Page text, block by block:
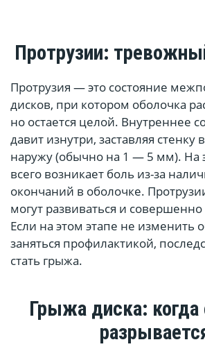
Протрузии:
Протрузия — это состояние
дисков, при котором оболочка
но остается целой. Внутреннее
давит изнутри, заставляя стенку
наружу (обычно на 1 — 5 мм). На
всего возникает боль из-за
окончаний в оболочке.
могут развиваться и
Если на этом этапе не изменить
заняться профилактикой,
стать грыжа.
Грыжа диска: когда